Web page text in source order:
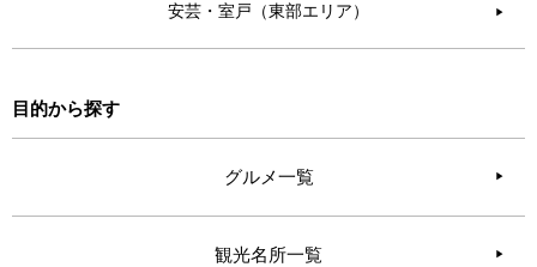
安芸・室戸（東部エリア） ▶︎
目的から探す
グルメ一覧
観光名所一覧